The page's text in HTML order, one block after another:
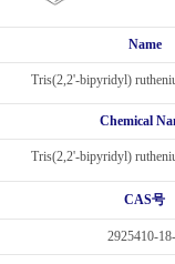
Name
Tris(2,2'-bipyridyl)
Chemical
Tris(2,2'-bipyridyl)
CAS号
2925410-